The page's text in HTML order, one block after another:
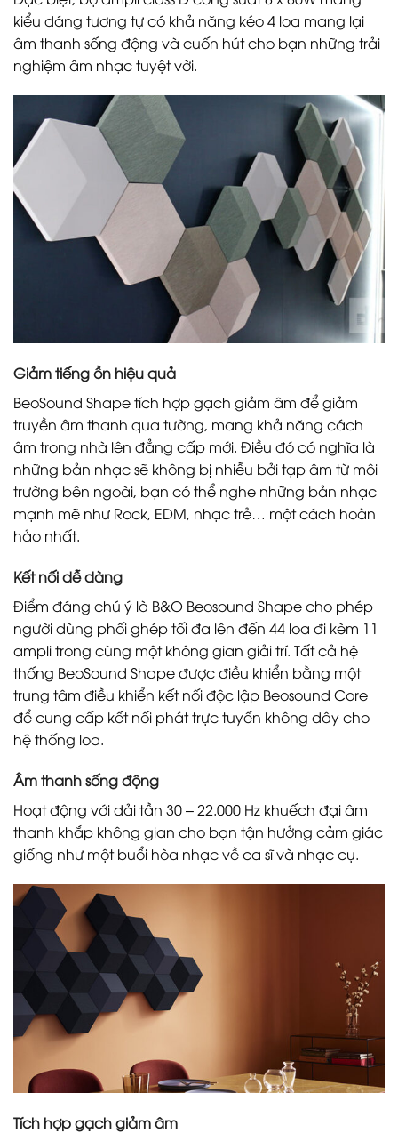
kiểu dáng tương tự có khả năng kéo 4 loa mang lại
âm thanh sống động và cuốn hút cho bạn những trải
nghiệm âm nhạc tuyệt vời.
Giảm tiếng ồn hiệu quả
BeoSound Shape tích hợp gạch giảm âm để giảm
truyền âm thanh qua tường, mang khả năng cách
âm trong nhà lên đẳng cấp mới. Điều đó có nghĩa là
những bản nhạc sẽ không bị nhiễu bởi tạp âm từ môi
trường bên ngoài, bạn có thể nghe những bản nhạc
mạnh mẽ như Rock, EDM, nhạc trẻ… một cách hoàn
hảo nhất.
Kết nối dễ dàng
Điểm đáng chú ý là B&O Beosound Shape cho phép
người dùng phối ghép tối đa lên đến 44 loa đi kèm 11
ampli trong cùng một không gian giải trí. Tất cả hệ
thống BeoSound Shape được điều khiển bằng một
trung tâm điều khiển kết nối độc lập Beosound Core
để cung cấp kết nối phát trực tuyến không dây cho
hệ thống loa.
Âm thanh sống động
Hoạt động với dải tần 30 – 22.000 Hz khuếch đại âm
thanh khắp không gian cho bạn tận hưởng cảm giác
giống như một buổi hòa nhạc về ca sĩ và nhạc cụ.
Tích hợp gạch giảm âm